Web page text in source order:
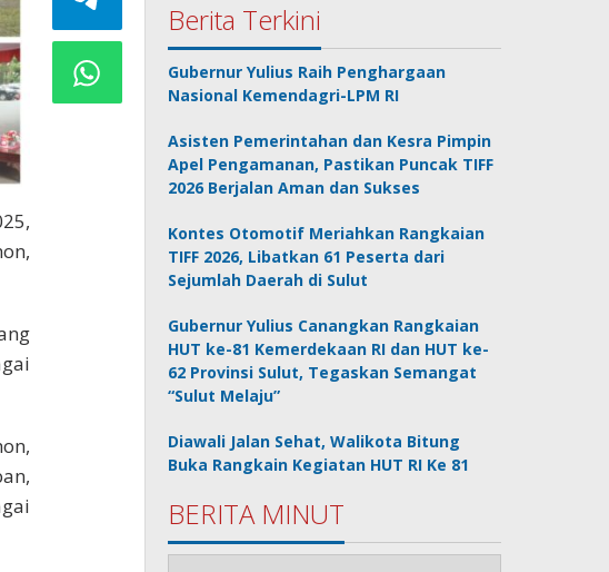
Berita Terkini
Gubernur Yulius Raih Penghargaan
Nasional Kemendagri-LPM RI
Asisten Pemerintahan dan Kesra Pimpin
Apel Pengamanan, Pastikan Puncak TIFF
2026 Berjalan Aman dan Sukses
Kontes Otomotif Meriahkan Rangkaian
TIFF 2026, Libatkan 61 Peserta dari
Sejumlah Daerah di Sulut
Gubernur Yulius Canangkan Rangkaian
HUT ke-81 Kemerdekaan RI dan HUT ke-
62 Provinsi Sulut, Tegaskan Semangat
“Sulut Melaju”
Diawali Jalan Sehat, Walikota Bitung
Buka Rangkain Kegiatan HUT RI Ke 81
BERITA MINUT